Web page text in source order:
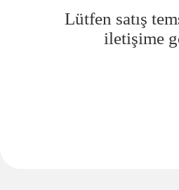
Lütfen satış
iletişime